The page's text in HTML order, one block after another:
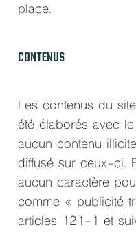
place.
CONTENUS
Les contenus du
été élaborés avec
aucun contenu
diffusé sur ceux-ci.
aucun caractère
comme « publicité
articles 121-1 et